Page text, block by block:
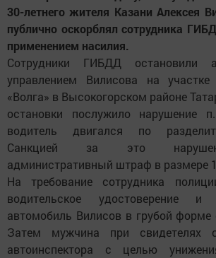
30-летнего жителя Казани Алексея
публично оскорблял сотрудника
применением насилия.
Сотрудники ГИБДД остановили
управлением Вилисова на
«Волга» в Высокогорском районе
остановки послужило
водитель двигался по
Санкцией за это
административный штраф в размере
На требование сотрудника
водительское удостоверение
автомобиль Вилисов в грубой форме
Затем мужчина при свидетелях
автоинспектора с целью